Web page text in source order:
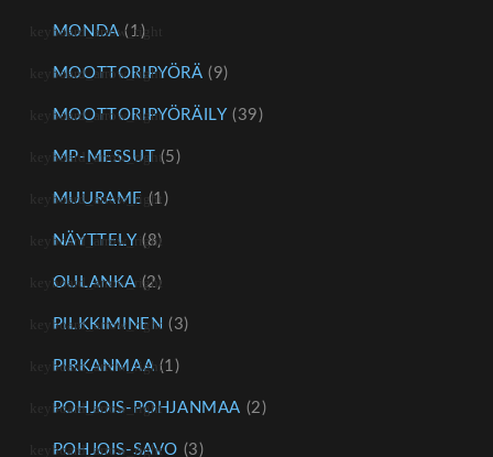
MONDA (1)
MOOTTORIPYÖRÄ (9)
MOOTTORIPYÖRÄILY (39)
MP-MESSUT (5)
MUURAME (1)
NÄYTTELY (8)
OULANKA (2)
PILKKIMINEN (3)
PIRKANMAA (1)
POHJOIS-POHJANMAA (2)
POHJOIS-SAVO (3)